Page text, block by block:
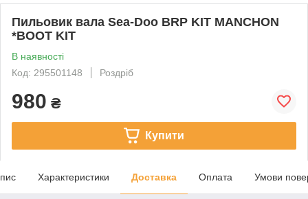
Пильовик вала Sea-Doo BRP KIT MANCHON
*BOOT KIT
В наявності
Код: 295501148
Роздріб
980 ₴
Купити
Характеристики Доставка Оплата Умови